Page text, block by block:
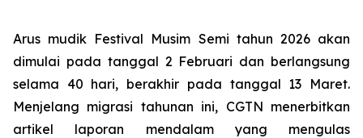
Arus mudik Festival Musim Semi tahun 2026 akan
dimulai pada tanggal 2 Februari dan berlangsung
selama 40 hari, berakhir pada tanggal 13 Maret.
Menjelang migrasi tahunan ini, CGTN menerbitkan
artikel laporan mendalam yang mengulas